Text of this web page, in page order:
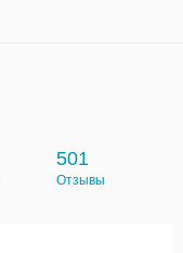
501
Отзывы